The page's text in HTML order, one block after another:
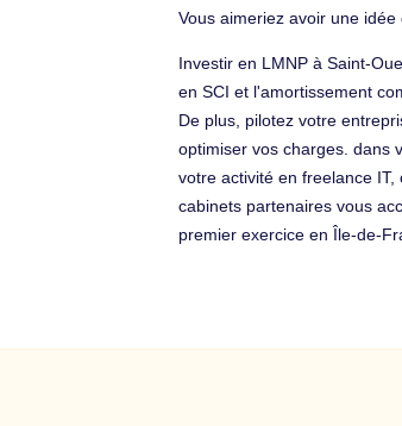
Vous aimeriez avoir une
Investir en LMNP à Saint-
en SCI et l'amortissement
De plus, pilotez votre
optimiser vos charges. dans
votre activité en freelance
cabinets partenaires vous
premier exercice en Île-de-